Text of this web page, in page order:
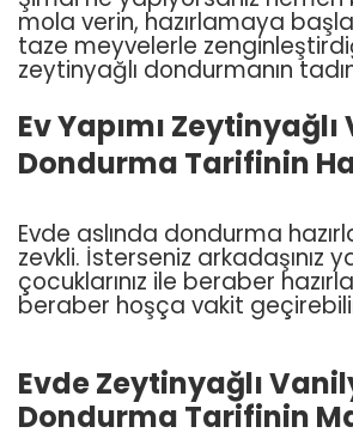
mola verin, hazırlamaya
taze meyvelerle
zeytinyağlı dondurmanın
Ev Yapımı
Dondurma Tarifinin
Evde aslında dondurma
zevkli. İsterseniz arkadaşınız
çocuklarınız ile beraber
beraber hoşça vakit
Evde Zeytinyağlı
Dondurma Tarifinin